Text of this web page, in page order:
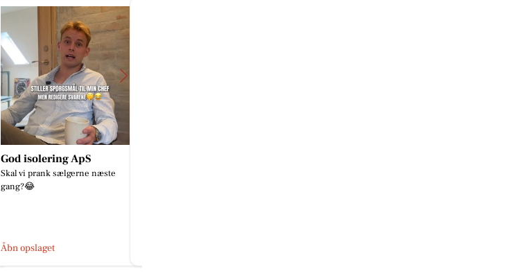
Cecillie - Musikterapi
✨ Kæmpe varmt velkommen til
min lille profil - og til alle jer der er
Åbn opslaget